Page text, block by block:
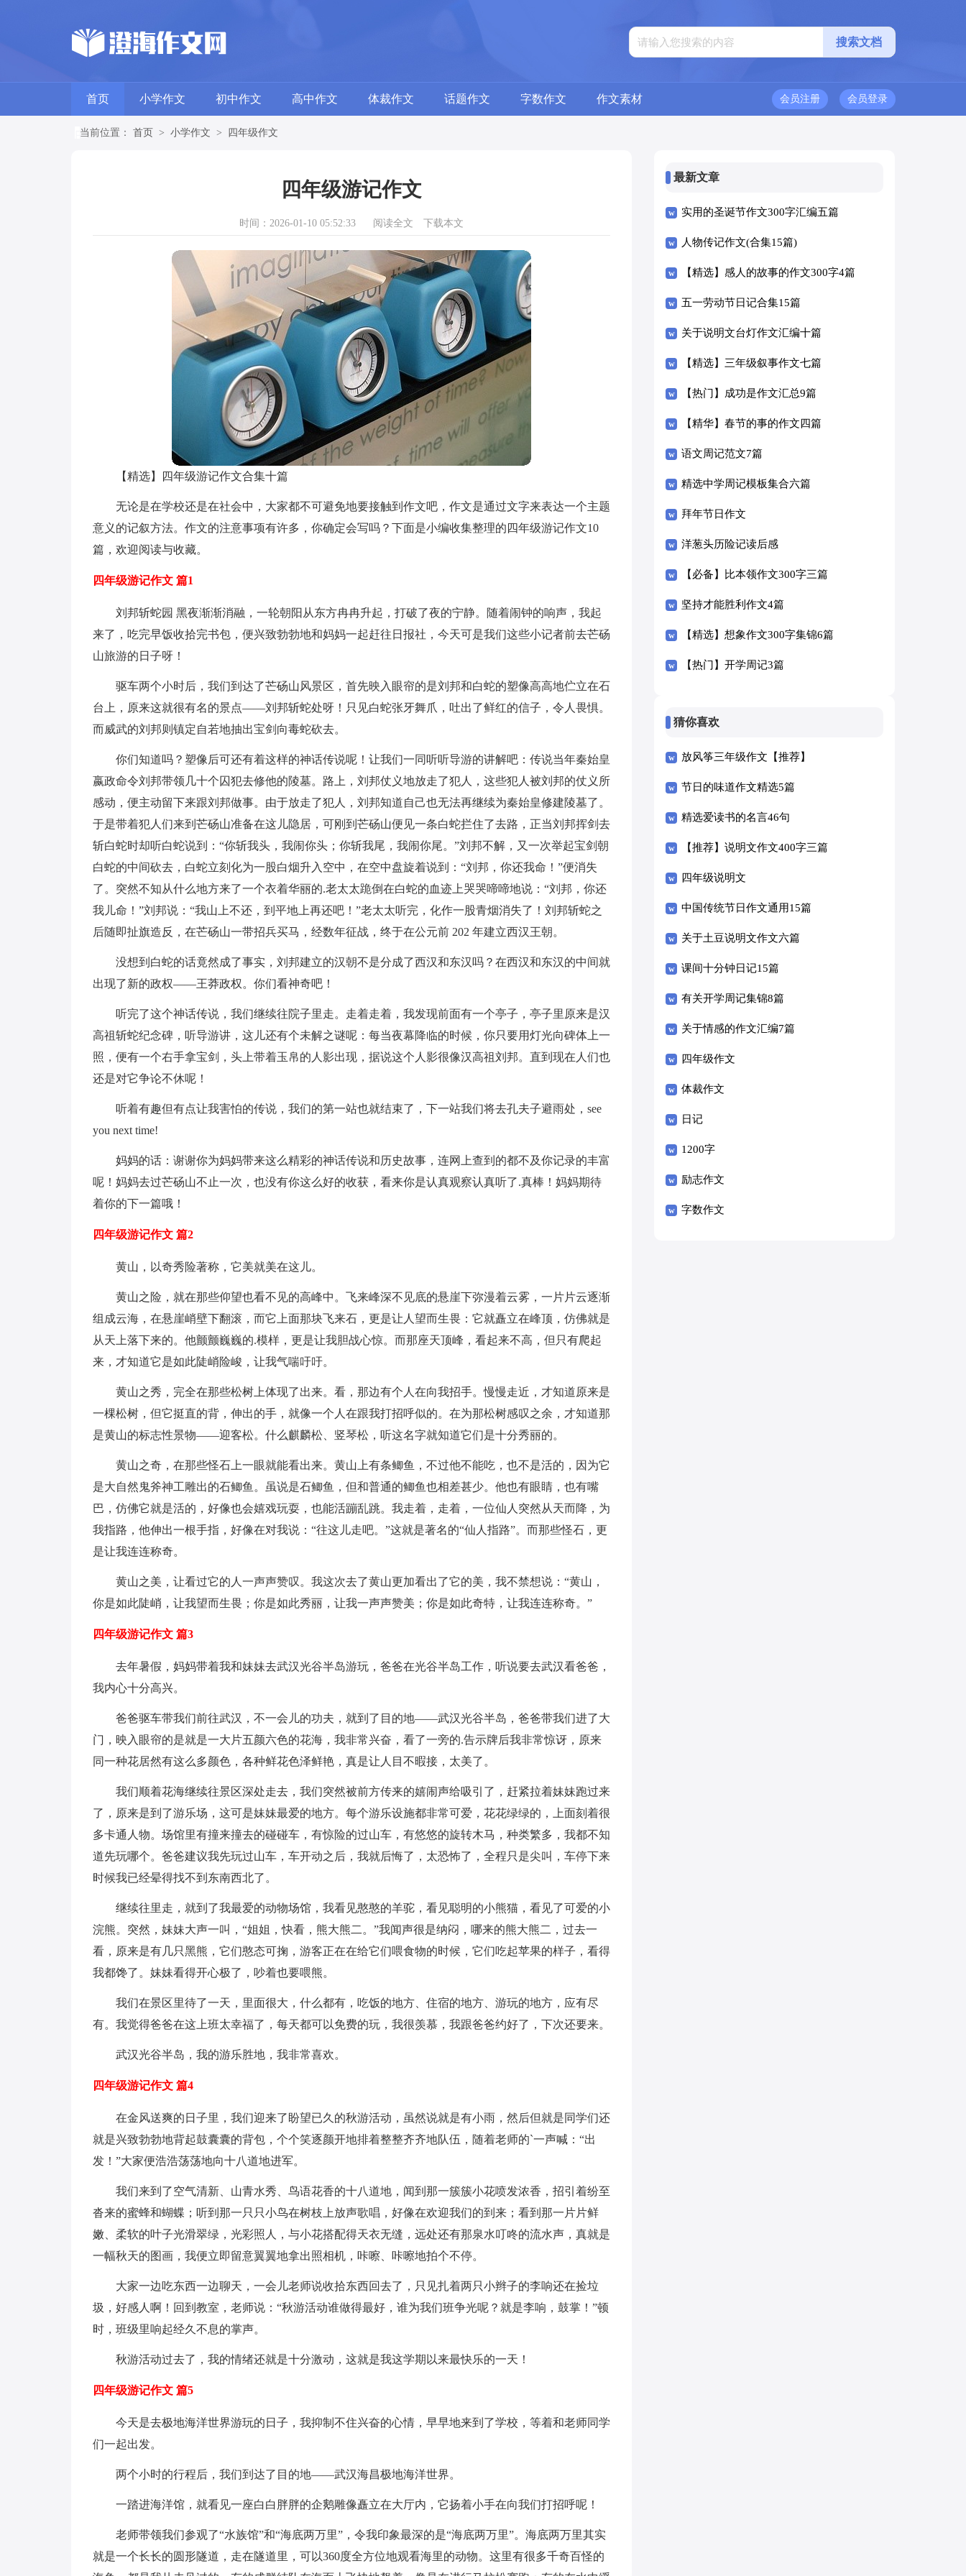
首页 小学作文 初中作文 高中作文 体裁作文 话题作文 字数作文 作文素材 会员登录
会员注册
当前位置： 首页 > 小学作文 > 四年级作文
四年级游记作文
时间：2026-01-10 05:52:33 阅读全文 下载本文
【精选】四年级游记作文合集十篇
无论是在学校还是在社会中，大家都不可避免地要接触到作文吧，作文是通过文字来表达一个主题
意义的记叙方法。作文的注意事项有许多，你确定会写吗？下面是小编收集整理的四年级游记作文10
篇，欢迎阅读与收藏。
四年级游记作文 篇1
刘邦斩蛇园 黑夜渐渐消融，一轮朝阳从东方冉冉升起，打破了夜的宁静。随着闹钟的响声，我起
来了，吃完早饭收拾完书包，便兴致勃勃地和妈妈一起赶往日报社，今天可是我们这些小记者前去芒砀
山旅游的日子呀！
驱车两个小时后，我们到达了芒砀山风景区，首先映入眼帘的是刘邦和白蛇的塑像高高地伫立在石
台上，原来这就很有名的景点——刘邦斩蛇处呀！只见白蛇张牙舞爪，吐出了鲜红的信子，令人畏惧。
而威武的刘邦则镇定自若地抽出宝剑向毒蛇砍去。
你们知道吗？塑像后可还有着这样的神话传说呢！让我们一同听听导游的讲解吧：传说当年秦始皇
嬴政命令刘邦带领几十个囚犯去修他的陵墓。路上，刘邦仗义地放走了犯人，这些犯人被刘邦的仗义所
感动，便主动留下来跟刘邦做事。由于放走了犯人，刘邦知道自己也无法再继续为秦始皇修建陵墓了。
于是带着犯人们来到芒砀山准备在这儿隐居，可刚到芒砀山便见一条白蛇拦住了去路，正当刘邦挥剑去
斩白蛇时却听白蛇说到：“你斩我头，我闹你头；你斩我尾，我闹你尾。”刘邦不解，又一次举起宝剑朝
白蛇的中间砍去，白蛇立刻化为一股白烟升入空中，在空中盘旋着说到：“刘邦，你还我命！”便消失
了。突然不知从什么地方来了一个衣着华丽的.老太太跪倒在白蛇的血迹上哭哭啼啼地说：“刘邦，你还
我儿命！”刘邦说：“我山上不还，到平地上再还吧！”老太太听完，化作一股青烟消失了！刘邦斩蛇之
后随即扯旗造反，在芒砀山一带招兵买马，经数年征战，终于在公元前 202 年建立西汉王朝。
没想到白蛇的话竟然成了事实，刘邦建立的汉朝不是分成了西汉和东汉吗？在西汉和东汉的中间就
出现了新的政权——王莽政权。你们看神奇吧！
听完了这个神话传说，我们继续往院子里走。走着走着，我发现前面有一个亭子，亭子里原来是汉
高祖斩蛇纪念碑，听导游讲，这儿还有个未解之谜呢：每当夜幕降临的时候，你只要用灯光向碑体上一
照，便有一个右手拿宝剑，头上带着玉帛的人影出现，据说这个人影很像汉高祖刘邦。直到现在人们也
还是对它争论不休呢！
听着有趣但有点让我害怕的传说，我们的第一站也就结束了，下一站我们将去孔夫子避雨处，see
you next time!
妈妈的话：谢谢你为妈妈带来这么精彩的神话传说和历史故事，连网上查到的都不及你记录的丰富
呢！妈妈去过芒砀山不止一次，也没有你这么好的收获，看来你是认真观察认真听了.真棒！妈妈期待
着你的下一篇哦！
四年级游记作文 篇2
黄山，以奇秀险著称，它美就美在这儿。
黄山之险，就在那些仰望也看不见的高峰中。飞来峰深不见底的悬崖下弥漫着云雾，一片片云逐渐
组成云海，在悬崖峭壁下翻滚，而它上面那块飞来石，更是让人望而生畏：它就矗立在峰顶，仿佛就是
从天上落下来的。他颤颤巍巍的.模样，更是让我胆战心惊。而那座天顶峰，看起来不高，但只有爬起
来，才知道它是如此陡峭险峻，让我气喘吁吁。
黄山之秀，完全在那些松树上体现了出来。看，那边有个人在向我招手。慢慢走近，才知道原来是
一棵松树，但它挺直的背，伸出的手，就像一个人在跟我打招呼似的。在为那松树感叹之余，才知道那
是黄山的标志性景物——迎客松。什么麒麟松、竖琴松，听这名字就知道它们是十分秀丽的。
黄山之奇，在那些怪石上一眼就能看出来。黄山上有条鲫鱼，不过他不能吃，也不是活的，因为它
是大自然鬼斧神工雕出的石鲫鱼。虽说是石鲫鱼，但和普通的鲫鱼也相差甚少。他也有眼睛，也有嘴
巴，仿佛它就是活的，好像也会嬉戏玩耍，也能活蹦乱跳。我走着，走着，一位仙人突然从天而降，为
我指路，他伸出一根手指，好像在对我说：“往这儿走吧。”这就是著名的“仙人指路”。而那些怪石，更
是让我连连称奇。
黄山之美，让看过它的人一声声赞叹。我这次去了黄山更加看出了它的美，我不禁想说：“黄山，
你是如此陡峭，让我望而生畏；你是如此秀丽，让我一声声赞美；你是如此奇特，让我连连称奇。”
四年级游记作文 篇3
去年暑假，妈妈带着我和妹妹去武汉光谷半岛游玩，爸爸在光谷半岛工作，听说要去武汉看爸爸，
我内心十分高兴。
爸爸驱车带我们前往武汉，不一会儿的功夫，就到了目的地——武汉光谷半岛，爸爸带我们进了大
门，映入眼帘的是就是一大片五颜六色的花海，我非常兴奋，看了一旁的.告示牌后我非常惊讶，原来
同一种花居然有这么多颜色，各种鲜花色泽鲜艳，真是让人目不暇接，太美了。
我们顺着花海继续往景区深处走去，我们突然被前方传来的嬉闹声给吸引了，赶紧拉着妹妹跑过来
了，原来是到了游乐场，这可是妹妹最爱的地方。每个游乐设施都非常可爱，花花绿绿的，上面刻着很
多卡通人物。场馆里有撞来撞去的碰碰车，有惊险的过山车，有悠悠的旋转木马，种类繁多，我都不知
道先玩哪个。爸爸建议我先玩过山车，车开动之后，我就后悔了，太恐怖了，全程只是尖叫，车停下来
时候我已经晕得找不到东南西北了。
继续往里走，就到了我最爱的动物场馆，我看见憨憨的羊驼，看见聪明的小熊猫，看见了可爱的小
浣熊。突然，妹妹大声一叫，“姐姐，快看，熊大熊二。”我闻声很是纳闷，哪来的熊大熊二，过去一
看，原来是有几只黑熊，它们憨态可掬，游客正在在给它们喂食物的时候，它们吃起苹果的样子，看得
我都馋了。妹妹看得开心极了，吵着也要喂熊。
我们在景区里待了一天，里面很大，什么都有，吃饭的地方、住宿的地方、游玩的地方，应有尽
有。我觉得爸爸在这上班太幸福了，每天都可以免费的玩，我很羡慕，我跟爸爸约好了，下次还要来。
武汉光谷半岛，我的游乐胜地，我非常喜欢。
四年级游记作文 篇4
在金风送爽的日子里，我们迎来了盼望已久的秋游活动，虽然说就是有小雨，然后但就是同学们还
就是兴致勃勃地背起鼓囊囊的背包，个个笑逐颜开地排着整整齐齐地队伍，随着老师的`一声喊：“出
发！”大家便浩浩荡荡地向十八道地进军。
我们来到了空气清新、山青水秀、鸟语花香的十八道地，闻到那一簇簇小花喷发浓香，招引着纷至
沓来的蜜蜂和蝴蝶；听到那一只只小鸟在树枝上放声歌唱，好像在欢迎我们的到来；看到那一片片鲜
嫩、柔软的叶子光滑翠绿，光彩照人，与小花搭配得天衣无缝，远处还有那泉水叮咚的流水声，真就是
一幅秋天的图画，我便立即留意翼翼地拿出照相机，咔嚓、咔嚓地拍个不停。
大家一边吃东西一边聊天，一会儿老师说收拾东西回去了，只见扎着两只小辫子的李响还在捡垃
圾，好感人啊！回到教室，老师说：“秋游活动谁做得最好，谁为我们班争光呢？就是李响，鼓掌！”顿
时，班级里响起经久不息的掌声。
秋游活动过去了，我的情绪还就是十分激动，这就是我这学期以来最快乐的一天！
四年级游记作文 篇5
今天是去极地海洋世界游玩的日子，我抑制不住兴奋的心情，早早地来到了学校，等着和老师同学
们一起出发。
两个小时的行程后，我们到达了目的地——武汉海昌极地海洋世界。
一踏进海洋馆，就看见一座白白胖胖的企鹅雕像矗立在大厅内，它扬着小手在向我们打招呼呢！
老师带领我们参观了“水族馆”和“海底两万里”，令我印象最深的是“海底两万里”。海底两万里其实
就是一个长长的圆形隧道，走在隧道里，可以360度全方位地观看海里的动物。这里有很多千奇百怪的
最新文章
实用的圣诞节作文300字汇编五篇
人物传记作文(合集15篇)
【精选】感人的故事的作文300字4篇
五一劳动节日记合集15篇
关于说明文台灯作文汇编十篇
【精选】三年级叙事作文七篇
【热门】成功是作文汇总9篇
【精华】春节的事的作文四篇
语文周记范文7篇
精选中学周记模板集合六篇
拜年节日作文
洋葱头历险记读后感
【必备】比本领作文300字三篇
坚持才能胜利作文4篇
【精选】想象作文300字集锦6篇
【热门】开学周记3篇
猜你喜欢
放风筝三年级作文【推荐】
节日的味道作文精选5篇
精选爱读书的名言46句
【推荐】说明文作文400字三篇
四年级说明文
中国传统节日作文通用15篇
关于土豆说明文作文六篇
课间十分钟日记15篇
有关开学周记集锦8篇
关于情感的作文汇编7篇
四年级作文
体裁作文
日记
1200字
励志作文
字数作文